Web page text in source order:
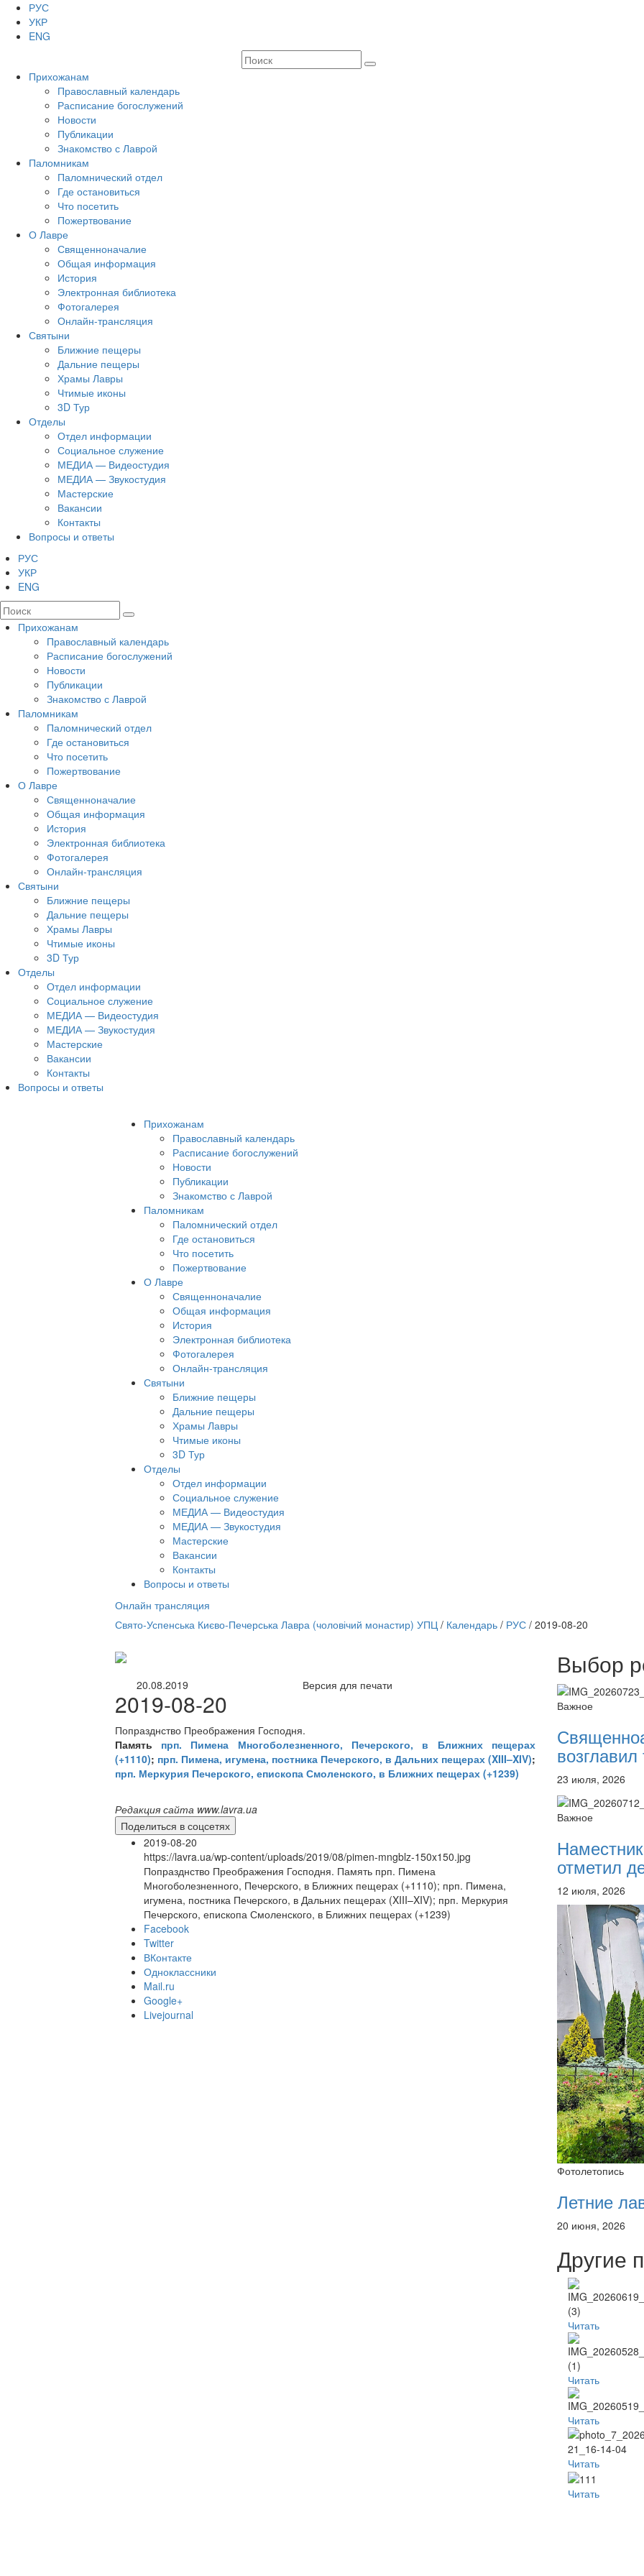
РУС
УКР
ENG
Прихожанам
Православный календарь
Расписание богослужений
Новости
Публикации
Знакомство с Лаврой
Паломникам
Паломнический отдел
Где остановиться
Что посетить
Пожертвование
О Лавре
Священноначалие
Общая информация
История
Электронная библиотека
Фотогалерея
Онлайн-трансляция
Святыни
Ближние пещеры
Дальние пещеры
Храмы Лавры
Чтимые иконы
3D Тур
Отделы
Отдел информации
Социальное служение
МЕДИА — Видеостудия
МЕДИА — Звукостудия
Мастерские
Вакансии
Контакты
Вопросы и ответы
РУС
УКР
ENG
Прихожанам
Православный календарь
Расписание богослужений
Новости
Публикации
Знакомство с Лаврой
Паломникам
Паломнический отдел
Где остановиться
Что посетить
Пожертвование
О Лавре
Священноначалие
Общая информация
История
Электронная библиотека
Фотогалерея
Онлайн-трансляция
Святыни
Ближние пещеры
Дальние пещеры
Храмы Лавры
Чтимые иконы
3D Тур
Отделы
Отдел информации
Социальное служение
МЕДИА — Видеостудия
МЕДИА — Звукостудия
Мастерские
Вакансии
Контакты
Вопросы и ответы
Прихожанам
Православный календарь
Расписание богослужений
Новости
Публикации
Знакомство с Лаврой
Паломникам
Паломнический отдел
Где остановиться
Что посетить
Пожертвование
О Лавре
Священноначалие
Общая информация
История
Электронная библиотека
Фотогалерея
Онлайн-трансляция
Святыни
Ближние пещеры
Дальние пещеры
Храмы Лавры
Чтимые иконы
3D Тур
Отделы
Отдел информации
Социальное служение
МЕДИА — Видеостудия
МЕДИА — Звукостудия
Мастерские
Вакансии
Контакты
Вопросы и ответы
Онлайн трансляция
12 сентября
трансляции
12 сентября 2015
12 сентября 2015
12 сентября 2015
12 сентября 2015
12 сентября 2015
12 сентября 2015
12 сентября 2015
Перейти к архиву
Свято-Успенська Києво-Печерська Лавра (чоловічий монастир) УПЦ/ Календарь/ РУС/ 2019-08-20
20.08.2019 Версия для печати
2019-08-20
Попразднство Преображения Господня.
Память прп. Пимена Многоболезненного, Печерского, в Ближних пещерах
(+1110); прп. Пимена, игумена, постника Печерского, в Дальних пещерах (XIII–XIV);
прп. Меркурия Печерского, епископа Смоленского, в Ближних пещерах (+1239)
Редакция сайта www.lavra.ua
Поделиться в соцсетях
2019-08-20
https://lavra.ua/wp-content/uploads/2019/08/pimen-mngblz-150x150.jpg
Попразднство Преображения Господня. Память прп. Пимена
Многоболезненного, Печерского, в Ближних пещерах (+1110); прп. Пимена,
игумена, постника Печерского, в Дальних пещерах (XIII–XIV); прп. Меркурия
Печерского, епископа Смоленского, в Ближних пещерах (+1239)
Facebook
Twitter
ВКонтакте
Одноклассники
Mail.ru
Google+
Livejournal
Выбор
Важное
23 июля, 2026
Важное
отметил
12 июля, 2026
Фотолетопись
Летние
20 июня, 2026
Другие
Читать
Читать
Читать
Читать
Читать